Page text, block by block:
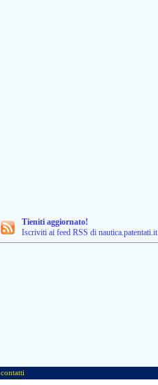
Tieniti aggiornato!
Iscriviti ai feed RSS di nautica.patentati.it
contatti